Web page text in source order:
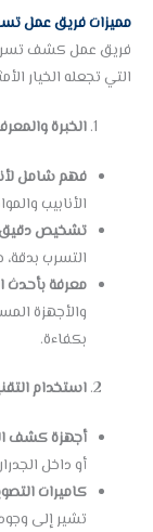
مميزات فريق عمل
فريق عمل كشف
التي تجعله الخيار
الخبرة
فهم شامل
الأنابيب
تشخيص
التسرب
معرفة بأحدث
والأجهزة
بكفاءة.
استخدام
أجهزة كشف
أو داخل
كاميرات
تشير إلى